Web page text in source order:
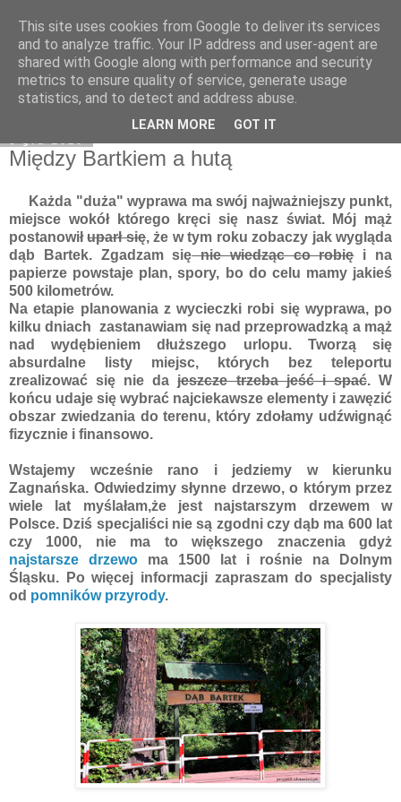
Moje miejsce
Między Bartkiem a hutą
Każda "duża" wyprawa ma swój najważniejszy punkt,
miejsce wokół którego kręci się nasz świat. Mój mąż
postanowiłuparł się, że w tym roku zobaczy jak wygląda
dąb Bartek. Zgadzam sięnie wiedząc co robięi na
papierze powstaje plan, spory, bo do celu mamy jakieś
500 kilometrów.
Na etapie planowania z wycieczki robi się wyprawa, po
kilku dniach zastanawiam się nad przeprowadzką a mąż
nad wydębieniem dłuższego urlopu. Tworzą się
absurdalne listy miejsc, których bez teleportu
zrealizować się nie dajeszcze trzeba jeść i spać. W
końcu udaje się wybrać najciekawsze elementy i zawęzić
obszar zwiedzania do terenu, który zdołamy udźwignąć
fizycznie i finansowo.
Wstajemy wcześnie rano i jedziemy w kierunku
Zagnańska. Odwiedzimy słynne drzewo, o którym przez
wiele lat myślałam,że jest najstarszym drzewem w
Polsce. Dziś specjaliści nie są zgodni czy dąb ma 600 lat
czy 1000, nie ma to większego znaczenia gdyż
najstarsze drzewo ma 1500 lat i rośnie na Dolnym
Śląsku. Po więcej informacji zapraszam do specjalisty
od pomników przyrody.
This site uses cookies from Google to deliver its services
and to analyze traffic. Your IP address and user-agent are
shared with Google along with performance and security
metrics to ensure quality of service, generate usage
statistics, and to detect and address abuse.
LEARN MORE GOT IT